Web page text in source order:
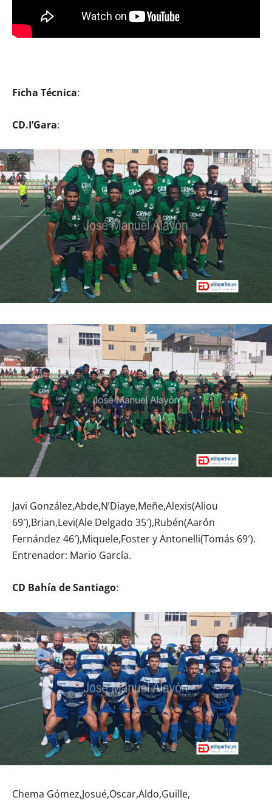
Ficha Técnica:
CD.I’Gara:
Javi González,Abde,N’Diaye,Meñe,Alexis(Aliou
69′),Brian,Levi(Ale Delgado 35′),Rubén(Aarón
Fernández 46′),Miquele,Foster y Antonelli(Tomás 69′).
Entrenador: Mario García.
CD Bahía de Santiago:
Chema Gómez,Josué,Oscar,Aldo,Guille,